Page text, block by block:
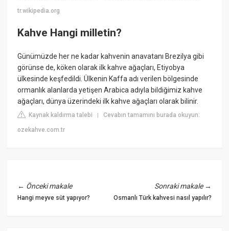
tr.wikipedia.org
Kahve Hangi milletin?
Günümüzde her ne kadar kahvenin anavatanı Brezilya gibi
görünse de, köken olarak ilk kahve ağaçları, Etiyobya
ülkesinde keşfedildi. Ülkenin Kaffa adı verilen bölgesinde
ormanlık alanlarda yetişen Arabica adıyla bildiğimiz kahve
ağaçları, dünya üzerindeki ilk kahve ağaçları olarak bilinir.
Kaynak kaldırma talebi |Cevabın tamamını burada okuyun:
ozekahve.com.tr
← Önceki makale
Hangi meyve süt yapıyor?
Sonraki makale→
Osmanlı Türk kahvesi nasıl yapılır?